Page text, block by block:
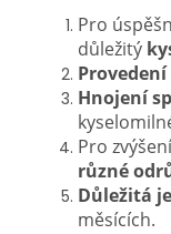
Pro
důležitý
Hnojení
Pro
různé
Důležitá
měsících.